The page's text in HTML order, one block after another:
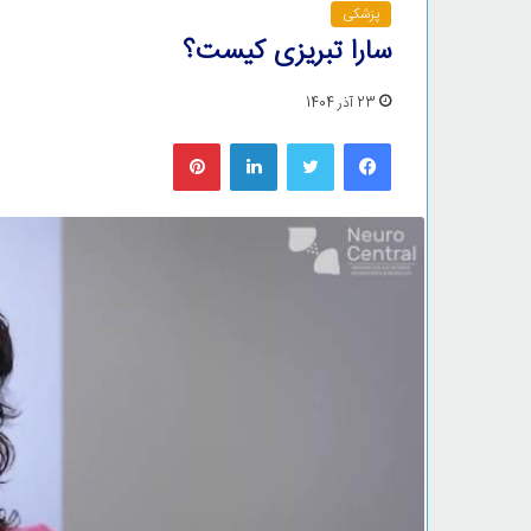
پزشکی
سارا تبریزی کیست؟
23 آذر 1404
فیس بوک لینکدین